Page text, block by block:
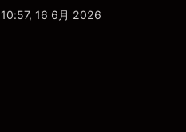
10:57, 16 6月 2026